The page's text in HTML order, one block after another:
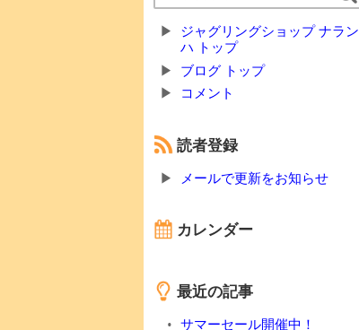
ジャグリングショップ ナラン
ハ トップ
ブログ トップ
コメント
読者登録
メールで更新をお知らせ
カレンダー
最近の記事
サマーセール開催中！